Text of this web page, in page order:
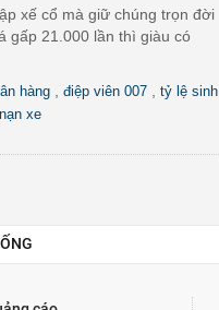
xế cổ mà giữ chúng trọn đời
gấp 21.000 lần thì giàu có
hàng điệp viên 007 tỷ lệ sinh
xe